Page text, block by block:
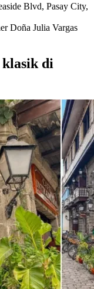
Blvd, Pasay City,
Doña Julia Vargas
klasik di